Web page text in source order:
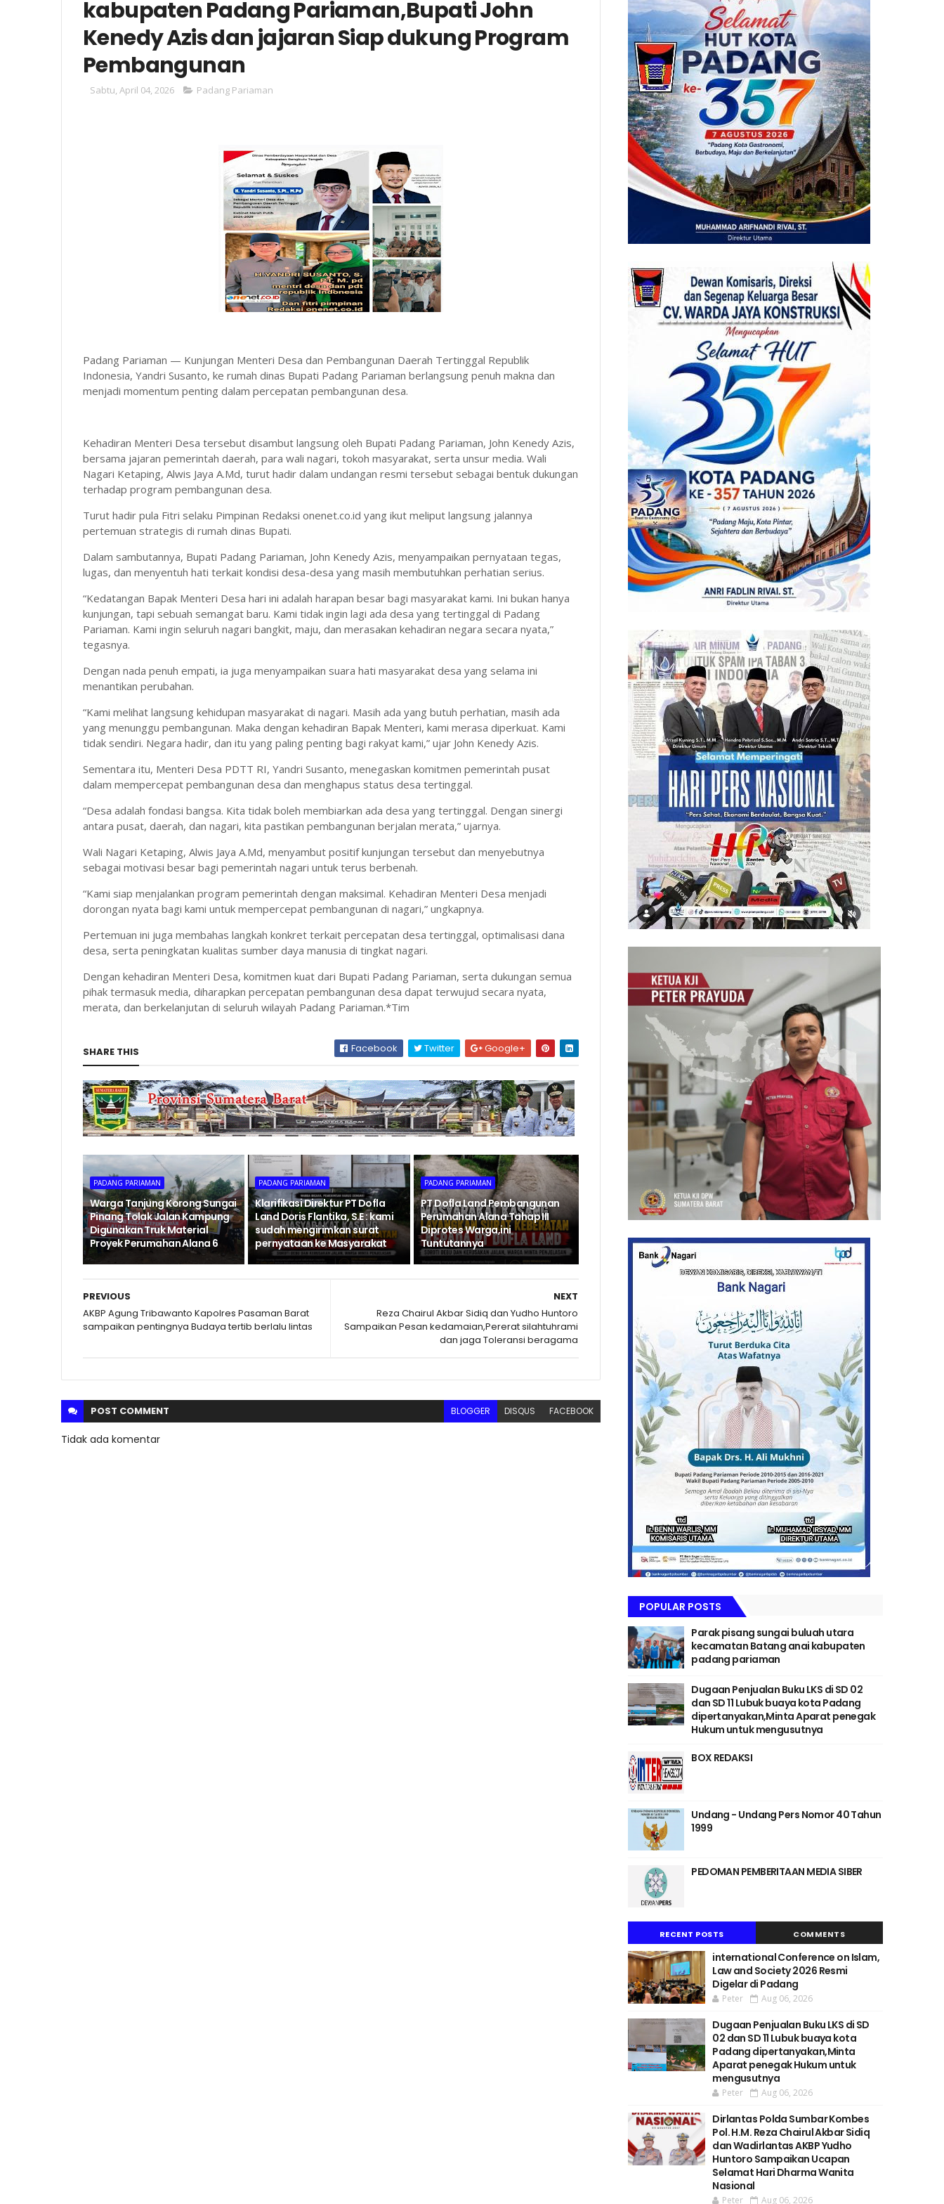
kabupaten Padang Pariaman,Bupati John
Kenedy Azis dan jajaran Siap dukung Program
Pembangunan
Sabtu, April 04, 2026 Padang Pariaman
Padang Pariaman — Kunjungan Menteri Desa dan Pembangunan Daerah Tertinggal Republik
Indonesia, Yandri Susanto, ke rumah dinas Bupati Padang Pariaman berlangsung penuh makna dan
menjadi momentum penting dalam percepatan pembangunan desa.
Kehadiran Menteri Desa tersebut disambut langsung oleh Bupati Padang Pariaman, John Kenedy Azis,
bersama jajaran pemerintah daerah, para wali nagari, tokoh masyarakat, serta unsur media. Wali
Nagari Ketaping, Alwis Jaya A.Md, turut hadir dalam undangan resmi tersebut sebagai bentuk dukungan
terhadap program pembangunan desa.
Turut hadir pula Fitri selaku Pimpinan Redaksi onenet.co.id yang ikut meliput langsung jalannya
pertemuan strategis di rumah dinas Bupati.
Dalam sambutannya, Bupati Padang Pariaman, John Kenedy Azis, menyampaikan pernyataan tegas,
lugas, dan menyentuh hati terkait kondisi desa-desa yang masih membutuhkan perhatian serius.
“Kedatangan Bapak Menteri Desa hari ini adalah harapan besar bagi masyarakat kami. Ini bukan hanya
kunjungan, tapi sebuah semangat baru. Kami tidak ingin lagi ada desa yang tertinggal di Padang
Pariaman. Kami ingin seluruh nagari bangkit, maju, dan merasakan kehadiran negara secara nyata,”
tegasnya.
Dengan nada penuh empati, ia juga menyampaikan suara hati masyarakat desa yang selama ini
menantikan perubahan.
“Kami melihat langsung kehidupan masyarakat di nagari. Masih ada yang butuh perhatian, masih ada
yang menunggu pembangunan. Maka dengan kehadiran Bapak Menteri, kami merasa diperkuat. Kami
tidak sendiri. Negara hadir, dan itu yang paling penting bagi rakyat kami,” ujar John Kenedy Azis.
Sementara itu, Menteri Desa PDTT RI, Yandri Susanto, menegaskan komitmen pemerintah pusat
dalam mempercepat pembangunan desa dan menghapus status desa tertinggal.
“Desa adalah fondasi bangsa. Kita tidak boleh membiarkan ada desa yang tertinggal. Dengan sinergi
antara pusat, daerah, dan nagari, kita pastikan pembangunan berjalan merata,” ujarnya.
Wali Nagari Ketaping, Alwis Jaya A.Md, menyambut positif kunjungan tersebut dan menyebutnya
sebagai motivasi besar bagi pemerintah nagari untuk terus berbenah.
“Kami siap menjalankan program pemerintah dengan maksimal. Kehadiran Menteri Desa menjadi
dorongan nyata bagi kami untuk mempercepat pembangunan di nagari,” ungkapnya.
Pertemuan ini juga membahas langkah konkret terkait percepatan desa tertinggal, optimalisasi dana
desa, serta peningkatan kualitas sumber daya manusia di tingkat nagari.
Dengan kehadiran Menteri Desa, komitmen kuat dari Bupati Padang Pariaman, serta dukungan semua
pihak termasuk media, diharapkan percepatan pembangunan desa dapat terwujud secara nyata,
merata, dan berkelanjutan di seluruh wilayah Padang Pariaman.*Tim
SHARE THIS Facebook Twitter Google+
PADANG PARIAMAN
Warga Tanjung Korong Sungai
Pinang Tolak Jalan Kampung
Digunakan Truk Material
Proyek Perumahan Alana 6
PADANG PARIAMAN
Klarifikasi Direktur PT Dofla
Land Doris Flantika, S.E : kami
sudah mengirimkan surat
pernyataan ke Masyarakat
PADANG PARIAMAN
PT Dofla Land Pembangunan
Perumahan Alana Tahap III
Diprotes Warga,ini
Tuntutannya
NEXT
Reza Chairul Akbar Sidiq dan Yudho Huntoro
Sampaikan Pesan kedamaian,Pererat silahtuhrami
dan jaga Toleransi beragama
PREVIOUS
AKBP Agung Tribawanto Kapolres Pasaman Barat
sampaikan pentingnya Budaya tertib berlalu lintas
POST COMMENT BLOGGER DISQUS FACEBOOK
Tidak ada komentar
POPULAR POSTS
Parak pisang sungai buluah utara
kecamatan Batang anai kabupaten
padang pariaman
Dugaan Penjualan Buku LKS di SD 02
dan SD 11 Lubuk buaya kota Padang
dipertanyakan,Minta Aparat penegak
Hukum untuk mengusutnya
BOX REDAKSI
Undang - Undang Pers Nomor 40 Tahun
1999
PEDOMAN PEMBERITAAN MEDIA SIBER
RECENT POSTS COMMENTS
international Conference on Islam,
Law and Society 2026 Resmi
Digelar di Padang
Peter Aug 06, 2026
Dugaan Penjualan Buku LKS di SD
02 dan SD 11 Lubuk buaya kota
Padang dipertanyakan,Minta
Aparat penegak Hukum untuk
mengusutnya
Peter Aug 06, 2026
Dirlantas Polda Sumbar Kombes
Pol. H.M. Reza Chairul Akbar Sidiq
dan Wadirlantas AKBP Yudho
Huntoro Sampaikan Ucapan
Selamat Hari Dharma Wanita
Nasional
Peter Aug 06, 2026